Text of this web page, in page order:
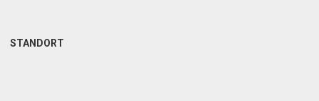
STANDORT